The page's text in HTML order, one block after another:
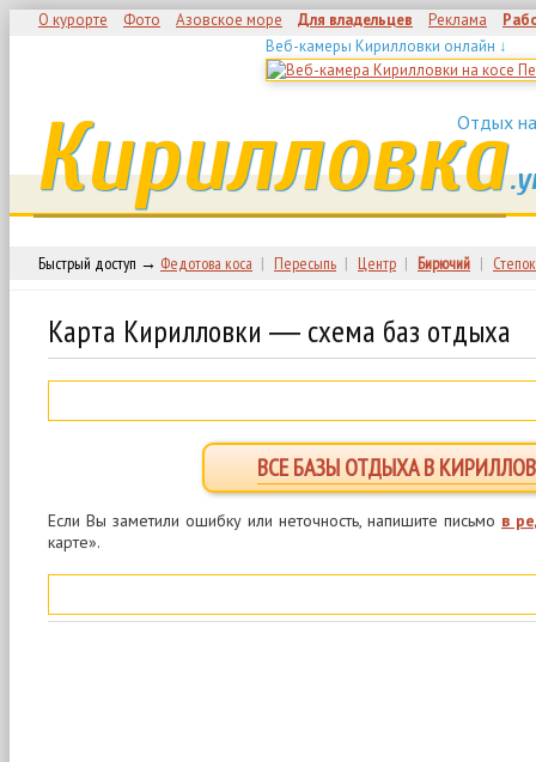
О курорте Фото Азовское море Для владельцев Реклама
Веб-камеры Кирилловки онлайн ↓
Отдых
Кирилловка
Быстрый доступ → Федотова коса | Пересыпь | Центр | Бирючий | Степок
Карта Кирилловки ― схема баз отдыха
ВСЕ БАЗЫ ОТДЫХА В
Если Вы заметили ошибку или неточность, напишите письмо в
карте».